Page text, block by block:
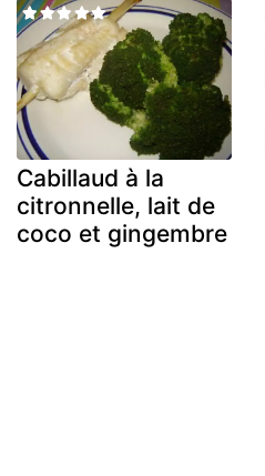
Cabillaud à la
citronnelle, lait de
coco et gingembre